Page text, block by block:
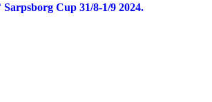
Cup 31/8-1/9 2024.